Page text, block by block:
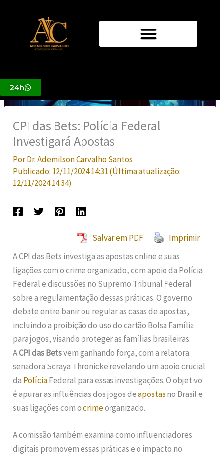
conteúdo
24h
CPI das Bets: Polícia Federal
Investigará Apostas
PorDr. Ademilson Carvalho Santos
Publicado: 12/11/2024 14:31 (Última atualização:
12/11/2024 14:34)
Salvar em PDF
Imprimir
A CPI das Bets investiga as apostas online e suas
ligações com o crime organizado, com apoio da Polícia
Federal e discussões no Supremo Tribunal Federal
sobre a regulamentação dessas práticas. O governo
debate entre banir ou regular as casas de apostas,
incluindo a proibição do uso do cartão Bolsa Família
para jogos, visando proteger as famílias brasileiras.
ACPI das Betsvem ganhando força, com a relatora
senadora Soraya Thronicke revelando um apoio crucial
da PolíciaFederal para essas investigações. O objetivo
é apurar as influências dos jogos deapostas no Brasil e
suas ligações com ocrimeorganizado.
A comissão também examina como influenciadores
digitais promovem essas práticas e o impacto no